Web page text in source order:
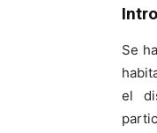
Se
el